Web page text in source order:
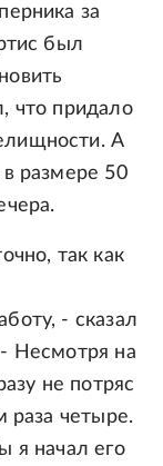
за
был
что придало
А
размере 50
так как
- сказал
Несмотря на
не потряс
раза четыре.
я начал его